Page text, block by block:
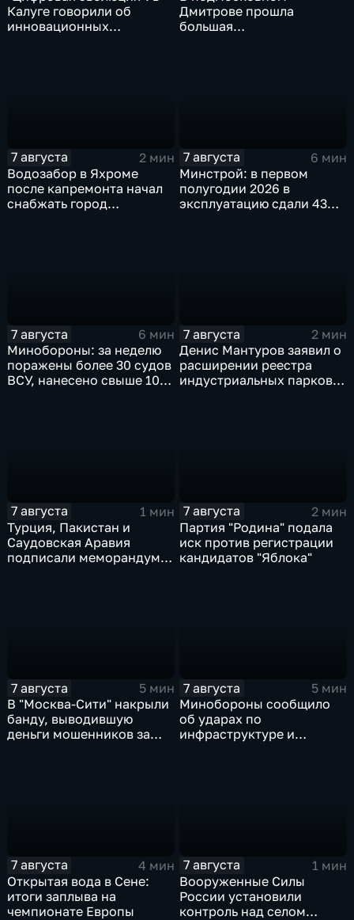
Калуге говорили об
инновационных
Дмитрове прошла
большая
7 августа
2 мин
Водозабор в Яхроме
после капремонта начал
снабжать город
7 августа
6 мин
Минстрой: в первом
полугодии 2026 в
эксплуатацию сдали 43
7 августа
6 мин
Минобороны: за неделю
поражены более 30 судов
ВСУ, нанесено свыше 10
7 августа
2 мин
Денис Мантуров заявил о
расширении реестра
индустриальных парков в
7 августа
1 мин
Турция, Пакистан и
Саудовская Аравия
подписали меморандум о
7 августа
2 мин
Партия "Родина" подала
иск против регистрации
кандидатов "Яблока"
7 августа
5 мин
В "Москва‑Сити" накрыли
банду, выводившую
деньги мошенников за
7 августа
5 мин
Минобороны сообщило
об ударах по
инфраструктуре и
7 августа
4 мин
Открытая вода в Сене:
итоги заплыва на
чемпионате Европы
7 августа
1 мин
Вооруженные Силы
России установили
контроль над селом